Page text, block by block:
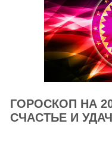
ГОРОСКОП НА
СЧАСТЬЕ И